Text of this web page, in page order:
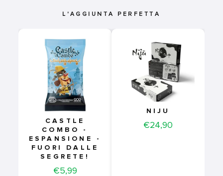
L'AGGIUNTA PERFETTA
CASTLE
COMBO -
ESPANSIONE -
FUORI DALLE
SEGRETE!
Price
€5,99
NIJU
Price
€24,90